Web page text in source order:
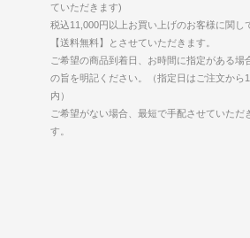
ていただきます)
税込11,000円以上お買い上げのお客様に関し
【送料無料】とさせていただきます。
ご希望の商品到着日、お時間に指定がある場
の旨を明記ください。（指定日はご注文から
内）
ご希望がない場合、最短で手配させていただ
す。